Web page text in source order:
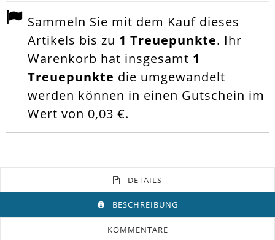
Sammeln Sie mit dem Kauf dieses
Artikels bis zu 1 Treuepunkte. Ihr
Warenkorb hat insgesamt 1
Treuepunkte die umgewandelt
werden können in einen Gutschein im
Wert von 0,03 €.
DETAILS
BESCHREIBUNG
KOMMENTARE